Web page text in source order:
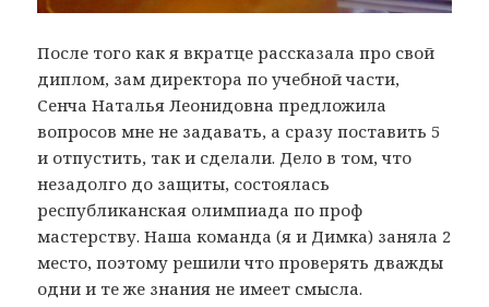
После того как я вкратце рассказала про свой
диплом, зам директора по учебной части,
Сенча Наталья Леонидовна предложила
вопросов мне не задавать, а сразу поставить 5
и отпустить, так и сделали. Дело в том, что
незадолго до защиты, состоялась
республиканская олимпиада по проф
мастерству. Наша команда (я и Димка) заняла 2
место, поэтому решили что проверять дважды
одни и те же знания не имеет смысла.